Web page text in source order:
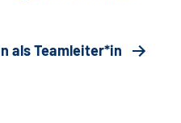
als Teamleiter*in